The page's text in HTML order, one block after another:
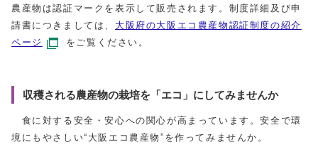
農産物は認証マークを表示して販売されます。制度詳細及び申
請書につきましては、 大阪府の大阪エコ農産物認証制度の紹介
ページ
をご覧ください。
収穫される農産物の栽培を「エコ」にしてみませんか
食に対する安全・安心への関心が高まっています。安全で環
境にもやさしい“大阪エコ農産物”を作ってみませんか。